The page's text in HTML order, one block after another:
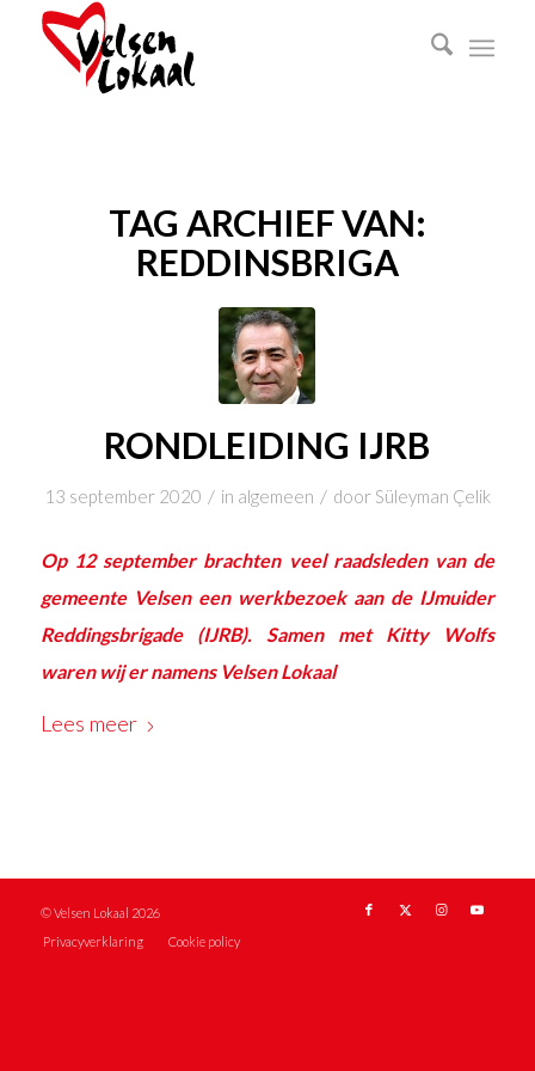
TAG ARCHIEF VAN:
REDDINSBRIGA
RONDLEIDING IJRB
13 september 2020 / in algemeen / door Süleyman Çelik
Op 12 september brachten veel raadsleden van de
gemeente Velsen een werkbezoek aan de IJmuider
Reddingsbrigade (IJRB). Samen met Kitty Wolfs
waren wij er namens Velsen Lokaal
Lees meer
© Velsen Lokaal 2026
Privacyverklaring
Cookie policy